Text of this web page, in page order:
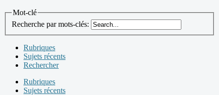
Mot-clé
Recherche par mots-clés:
Rubriques
Sujets récents
Rechercher
Rubriques
Sujets récents